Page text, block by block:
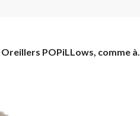
Oreillers
Oreillers POPiLLows, comme à...